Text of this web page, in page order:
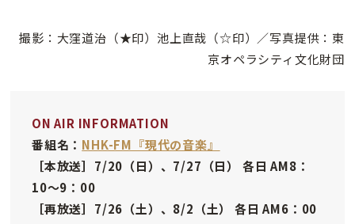
撮影：大窪道治（★印）池上直哉（☆印）／写真提供：東
京オペラシティ文化財団
ON AIR INFORMATION
番組名： NHK-FM『現代の音楽』
［本放送］7/20（日）、7/27（日） 各日 AM8：
10～9：00
［再放送］7/26（土）、8/2（土） 各日 AM6：00